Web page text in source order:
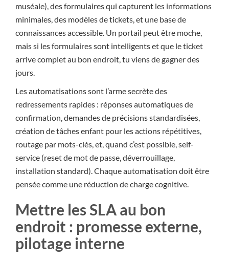
muséale), des formulaires qui capturent les informations
minimales, des modèles de tickets, et une base de
connaissances accessible. Un portail peut être moche,
mais si les formulaires sont intelligents et que le ticket
arrive complet au bon endroit, tu viens de gagner des
jours.
Les automatisations sont l’arme secrète des
redressements rapides : réponses automatiques de
confirmation, demandes de précisions standardisées,
création de tâches enfant pour les actions répétitives,
routage par mots-clés, et, quand c’est possible, self-
service (reset de mot de passe, déverrouillage,
installation standard). Chaque automatisation doit être
pensée comme une réduction de charge cognitive.
Mettre les SLA au bon
endroit : promesse externe,
pilotage interne